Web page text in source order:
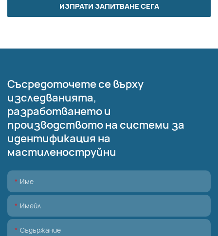
ИЗПРАТИ ЗАПИТВАНЕ СЕГА
Съсредоточете се върху
изследванията,
разработването и
производството на системи за
идентификация на
мастиленоструйни
Име
Имейл
Съдържание